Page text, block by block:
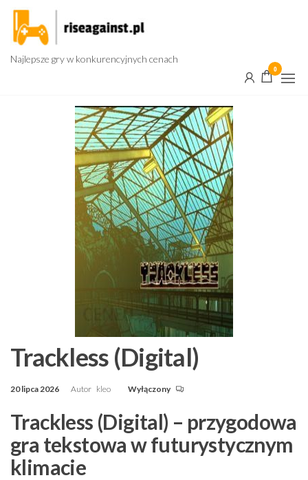
Przejdź
treści
Najlepsze gry w konkurencyjnych cenach
0
Trackless (Digital)
20 lipca 2026 Autor kleo Wyłączony
Trackless (Digital) – przygodowa
gra tekstowa w futurystycznym
klimacie